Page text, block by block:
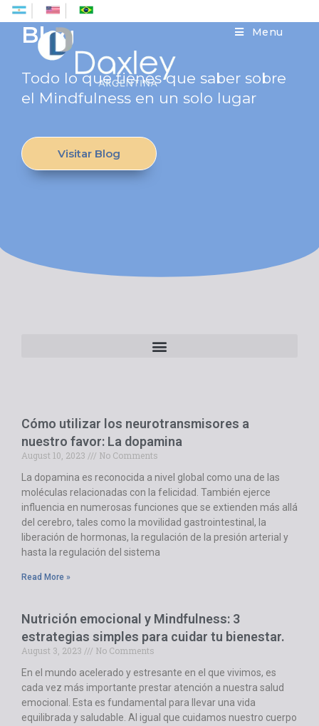
Menu
Blog
Todo lo que tienes que saber sobre
el Mindfulness en un solo lugar
Visitar Blog
Cómo utilizar los neurotransmisores a
nuestro favor: La dopamina
August 10, 2023
No Comments
La dopamina es reconocida a nivel global como una de las
moléculas relacionadas con la felicidad. También ejerce
influencia en numerosas funciones que se extienden más allá
del cerebro, tales como la movilidad gastrointestinal, la
liberación de hormonas, la regulación de la presión arterial y
hasta la regulación del sistema
Read More »
Nutrición emocional y Mindfulness: 3
estrategias simples para cuidar tu bienestar.
August 3, 2023
No Comments
En el mundo acelerado y estresante en el que vivimos, es
cada vez más importante prestar atención a nuestra salud
emocional. Esta es fundamental para llevar una vida
equilibrada y saludable. Al igual que cuidamos nuestro cuerpo